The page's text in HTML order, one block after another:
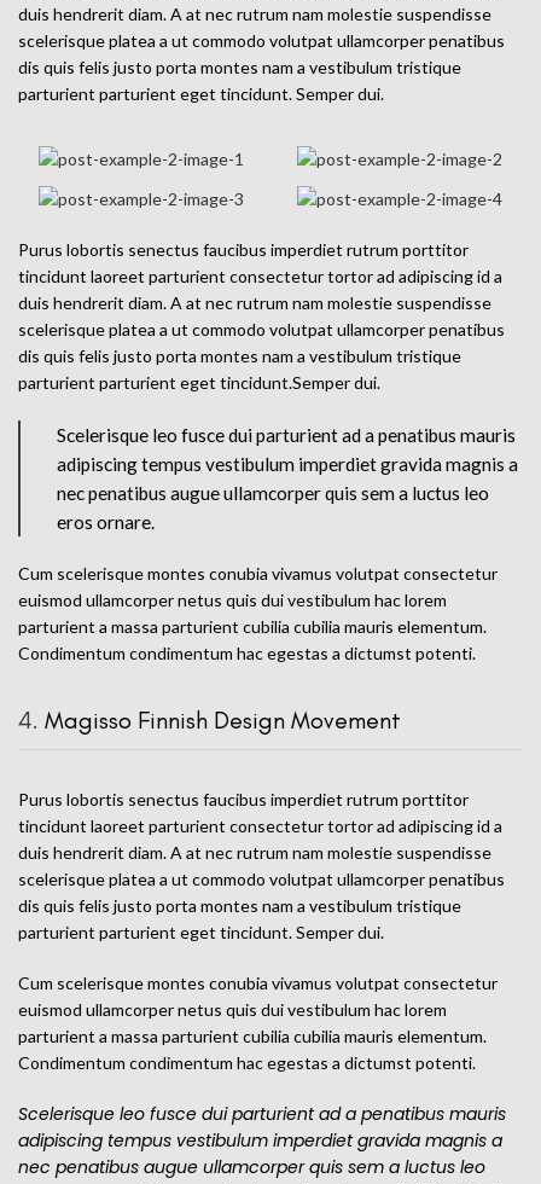
duis hendrerit diam. A at nec rutrum nam molestie suspendisse
scelerisque platea a ut commodo volutpat ullamcorper penatibus
dis quis felis justo porta montes nam a vestibulum tristique
parturient parturient eget tincidunt. Semper dui.
Purus lobortis senectus faucibus imperdiet rutrum porttitor
tincidunt laoreet parturient consectetur tortor ad adipiscing id a
duis hendrerit diam. A at nec rutrum nam molestie suspendisse
scelerisque platea a ut commodo volutpat ullamcorper penatibus
dis quis felis justo porta montes nam a vestibulum tristique
parturient parturient eget tincidunt.Semper dui.
Scelerisque leo fusce dui parturient ad a penatibus mauris
adipiscing tempus vestibulum imperdiet gravida magnis a
nec penatibus augue ullamcorper quis sem a luctus leo
eros ornare.
Cum scelerisque montes conubia vivamus volutpat consectetur
euismod ullamcorper netus quis dui vestibulum hac lorem
parturient a massa parturient cubilia cubilia mauris elementum.
Condimentum condimentum hac egestas a dictumst potenti.
4. Magisso Finnish Design Movement
Purus lobortis senectus faucibus imperdiet rutrum porttitor
tincidunt laoreet parturient consectetur tortor ad adipiscing id a
duis hendrerit diam. A at nec rutrum nam molestie suspendisse
scelerisque platea a ut commodo volutpat ullamcorper penatibus
dis quis felis justo porta montes nam a vestibulum tristique
parturient parturient eget tincidunt. Semper dui.
Cum scelerisque montes conubia vivamus volutpat consectetur
euismod ullamcorper netus quis dui vestibulum hac lorem
parturient a massa parturient cubilia cubilia mauris elementum.
Condimentum condimentum hac egestas a dictumst potenti.
Scelerisque leo fusce dui parturient ad a penatibus mauris
adipiscing tempus vestibulum imperdiet gravida magnis a
nec penatibus augue ullamcorper quis sem a luctus leo